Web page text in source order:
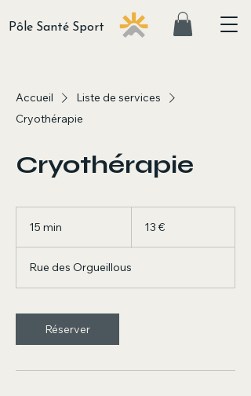
Pôle Santé Sport
Accueil
Liste de services
Cryothérapie
Cryothérapie
15 min
i
n
13 €
Rue des Orgueillous
Réserver